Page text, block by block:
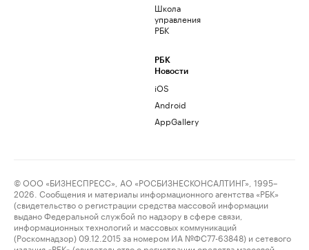
Школа
управления
РБК
РБК
Новости
iOS
Android
AppGallery
© ООО «БИЗНЕСПРЕСС», АО «РОСБИЗНЕСКОНСАЛТИНГ», 1995–
2026. Сообщения и материалы информационного агентства «РБК»
(свидетельство о регистрации средства массовой информации
выдано Федеральной службой по надзору в сфере связи,
информационных технологий и массовых коммуникаций
(Роскомнадзор) 09.12.2015 за номером ИА №ФС77-63848) и сетевого